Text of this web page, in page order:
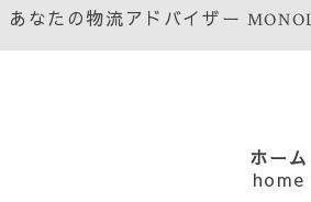
あなたの物流アドバイザー
ホーム
home